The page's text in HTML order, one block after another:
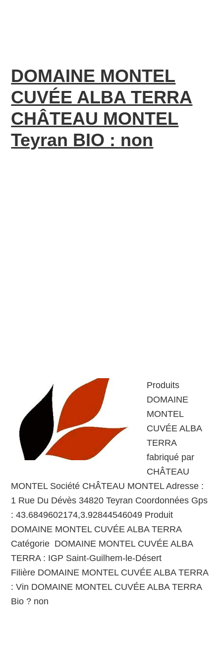
DOMAINE MONTEL
CUVÉE ALBA TERRA
CHÂTEAU MONTEL
Teyran BIO : non
Produits
DOMAINE
MONTEL
CUVÉE ALBA
TERRA
fabriqué par
CHÂTEAU
MONTEL Société CHÂTEAU MONTEL Adresse :
1 Rue Du Dévès 34820 Teyran Coordonnées Gps
: 43.6849602174,3.92844546049 Produit
DOMAINE MONTEL CUVÉE ALBA TERRA
Catégorie DOMAINE MONTEL CUVÉE ALBA
TERRA : IGP Saint-Guilhem-le-Désert
Filière DOMAINE MONTEL CUVÉE ALBA TERRA
: Vin DOMAINE MONTEL CUVÉE ALBA TERRA
Bio ? non